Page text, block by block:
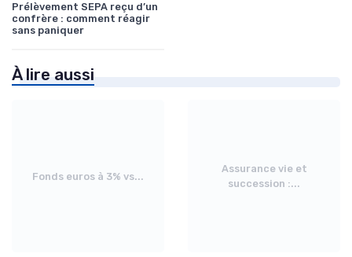
Prélèvement SEPA reçu d’un
confrère : comment réagir
sans paniquer
À lire aussi
Fonds euros à 3% vs...
Assurance vie et
succession :...